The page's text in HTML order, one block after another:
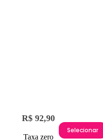
R$ 92,90
Taxa zero
Selecionar